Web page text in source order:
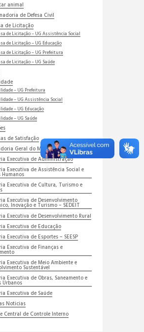
animal
de Defesa Civil
de Licitação
de Licitação – UG Assistência Social
de Licitação – UG Educação
de Licitação – UG Prefeitura
de Licitação – UG Saúde
– UG Prefeitura
– UG Assistência Social
– UG Educação
– UG Saúde
de Satisfação
Geral do Município
Executiva de Administração
Executiva de Assistência Social e
Humanos
Executiva de Cultura, Turismo e
Executiva de Desenvolvimento
Inovação e Turismo – SEDEIT
Executiva de Desenvolvimento Rural
Executiva de Educação
Executiva de Esportes – SEESP
Executiva de Finanças e
Executiva de Meio Ambiente e
Sustentável
Executiva de Obras, Saneamento e
Urbanos
Executiva de Saúde
Noticias
Central de Controle Interno